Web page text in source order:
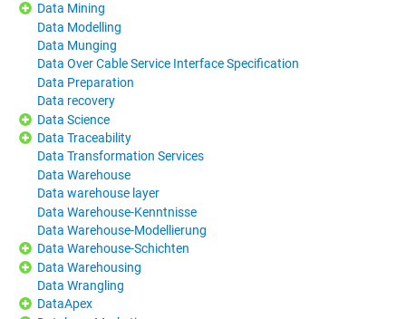
Data Mining
Data Modelling
Data Munging
Data Over Cable Service Interface Specification
Data Preparation
Data recovery
Data Science
Data Traceability
Data Transformation Services
Data Warehouse
Data warehouse layer
Data Warehouse-Kenntnisse
Data Warehouse-Modellierung
Data Warehouse-Schichten
Data Warehousing
Data Wrangling
DataApex